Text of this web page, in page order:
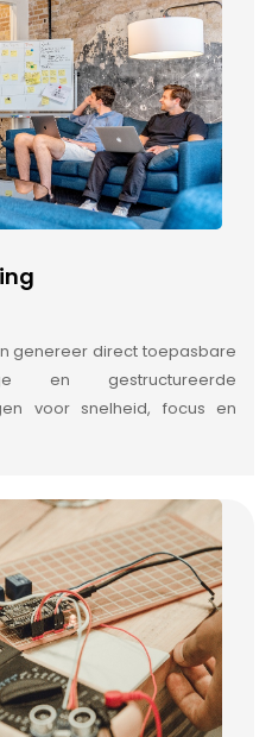
genereer direct toepasbare
en gestructureerde
voor snelheid, focus en